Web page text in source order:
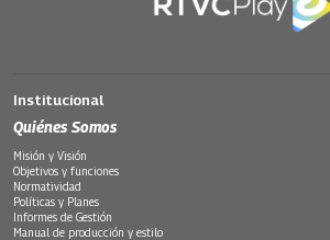
Institucional
Quiénes Somos
Misión y Visión
Objetivos y funciones
Normatividad
Políticas y Planes
Informes de Gestión
Manual de producción y estilo